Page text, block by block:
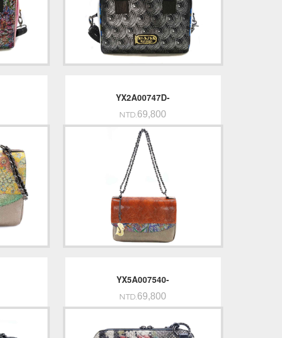
YX2A00747D-
NTD.69,800
YX5A007540-
NTD.69,800